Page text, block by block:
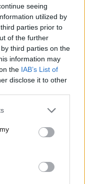
seeing
utilized by
parties prior to
of the further
third parties on the
information may
the IAB’s List of
disclose it to other
or more Google
You may click to
party tags to
in below Google